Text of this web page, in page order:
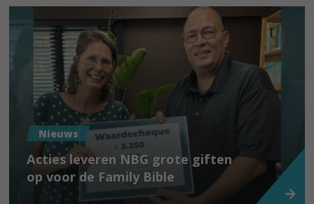
Nieuws
Acties leveren NBG grote giften
op voor de Family Bible